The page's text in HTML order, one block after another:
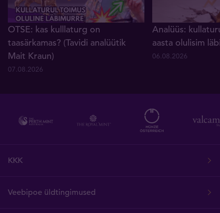
OTSE: kas kulllaturg on
taasärkamas? (Tavidi analüütik
Mait Kraun)
07.08.2026
Analüüs:
aasta olulisim
06.08.2026
KKK
Veebipoe üldtingimused